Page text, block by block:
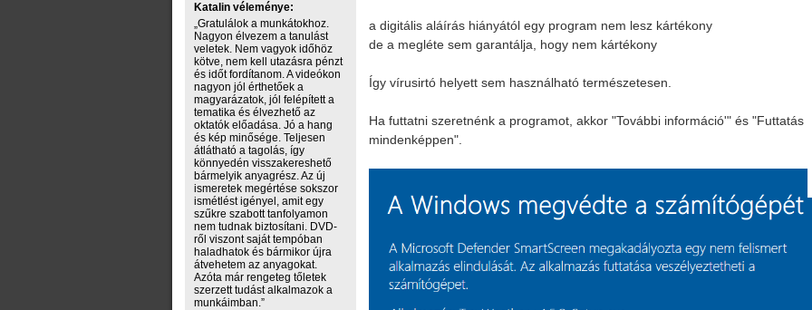
Katalin véleménye:
„Gratulálok a munkátokhoz.
Nagyon élvezem a tanulást
veletek. Nem vagyok időhöz
kötve, nem kell utazásra pénzt
és időt fordítanom. A videókon
nagyon jól érthetőek a
magyarázatok, jól felépített a
tematika és élvezhető az
oktatók előadása. Jó a hang
és kép minősége. Teljesen
átlátható a tagolás, így
könnyedén visszakereshető
bármelyik anyagrész. Az új
ismeretek megértése sokszor
ismétlést igényel, amit egy
szűkre szabott tanfolyamon
nem tudnak biztosítani. DVD-
ről viszont saját tempóban
haladhatok és bármikor újra
átvehetem az anyagokat.
Azóta már rengeteg tőletek
szerzett tudást alkalmazok a
munkáimban.”
a digitális aláírás hiányától egy program nem lesz kártékony
de a megléte sem garantálja, hogy nem kártékony
Így vírusirtó helyett sem használható természetesen.
Ha futtatni szeretnénk a programot, akkor "További információ'" és "Futtatás
mindenképpen".